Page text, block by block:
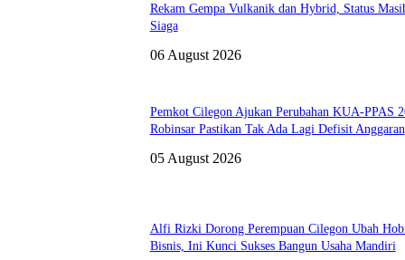
Rekam Gempa Vulkanik dan Hybrid, Status
Siaga
06 August 2026
Pemkot Cilegon Ajukan Perubahan KUA-PPAS
Robinsar Pastikan Tak Ada Lagi Defisit Anggaran
05 August 2026
Alfi Rizki Dorong Perempuan Cilegon Ubah
Bisnis, Ini Kunci Sukses Bangun Usaha Mandiri